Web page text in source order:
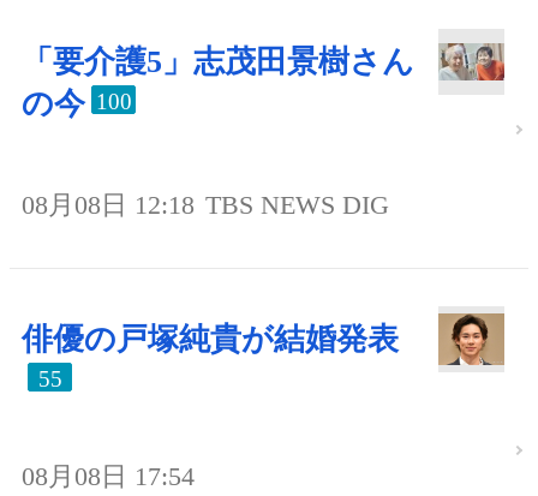
「要介護5」志茂田景樹さん
の今 100
08月08日 12:18 TBS NEWS DIG
俳優の戸塚純貴が結婚発表
55
08月08日 17:54